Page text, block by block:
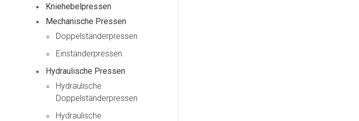
Kniehebelpressen
Mechanische Pressen
Doppelständerpressen
Einständerpressen
Hydraulische Pressen
Hydraulische
Doppelständerpressen
Hydraulische